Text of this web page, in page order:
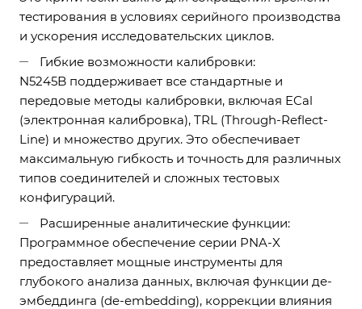
тестирования в условиях серийного производства
и ускорения исследовательских циклов.
Гибкие возможности калибровки:
N5245B поддерживает все стандартные и
передовые методы калибровки, включая ECal
(электронная калибровка), TRL (Through-Reflect-
Line) и множество других. Это обеспечивает
максимальную гибкость и точность для различных
типов соединителей и сложных тестовых
конфигураций.
Расширенные аналитические функции:
Программное обеспечение серии PNA-X
предоставляет мощные инструменты для
глубокого анализа данных, включая функции де-
эмбеддинга (de-embedding), коррекции влияния